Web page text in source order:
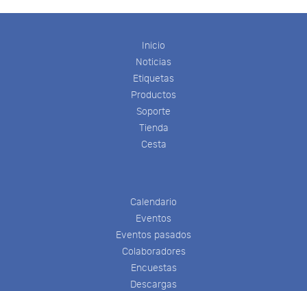
Inicio
Noticias
Etiquetas
Productos
Soporte
Tienda
Cesta
Calendario
Eventos
Eventos pasados
Colaboradores
Encuestas
Descargas